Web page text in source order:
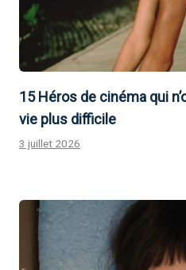
15 Héros de cinéma qui
vie plus difficile
3 juillet 2026